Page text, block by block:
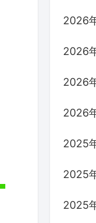
2026
2026
2026
2026
2025
2025
2025